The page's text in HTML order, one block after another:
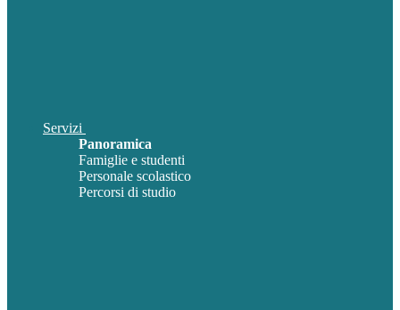
Servizi
Panoramica
Famiglie e studenti
Personale scolastico
Percorsi di studio